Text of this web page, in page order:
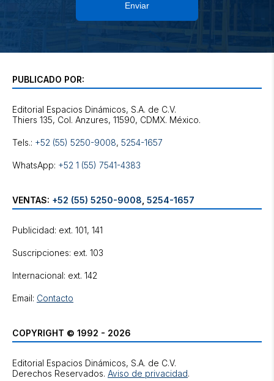
Enviar
PUBLICADO POR:
Editorial Espacios Dinámicos, S.A. de C.V.
Tels.: +52 (55) 5250-9008, 5254-1657
WhatsApp: +52 1 (55) 7541-4383
VENTAS: +52 (55) 5250-9008 5254-1657
Publicidad: ext. 101, 141
Suscripciones: ext. 103
Internacional: ext. 142
Email: Contacto
COPYRIGHT © 1992 - 2026
Editorial Espacios Dinámicos, S.A. de C.V.
Derechos Reservados. Aviso de privacidad.